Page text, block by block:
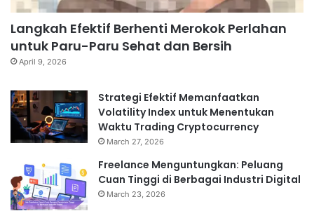
Langkah Efektif Berhenti Merokok Perlahan
untuk Paru-Paru Sehat dan Bersih
April 9, 2026
Strategi Efektif Memanfaatkan
Volatility Index untuk Menentukan
Waktu Trading Cryptocurrency
March 27, 2026
Freelance Menguntungkan: Peluang
Cuan Tinggi di Berbagai Industri Digital
March 23, 2026